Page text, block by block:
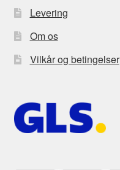
Levering
Om os
Vilkår og betingelser